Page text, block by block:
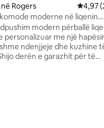
nga 5, 195 vlerësime
Rogers
4,97
moderne në liqenin
“KABINË BLU”modern përballë
personalizuar me një
ndenjjeje dhe kuzhine
derën e garazhit për të